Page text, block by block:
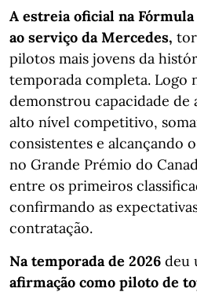
A estreia oficial na Fórmula
ao serviço da Mercedes,
pilotos mais jovens da
temporada completa. Logo
demonstrou capacidade de
alto nível competitivo,
consistentes e alcançando
no Grande Prémio do
entre os primeiros
confirmando as
contratação.
Na temporada de 2026 deu
afirmação como piloto de